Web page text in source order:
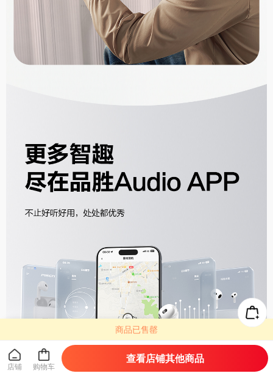
商品已售罄
店铺 购物车
查看店铺其他商品